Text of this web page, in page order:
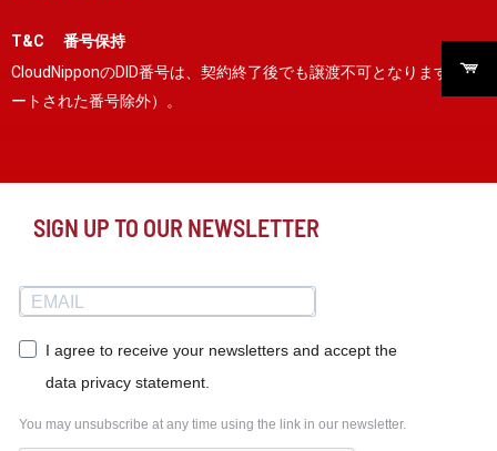
T&C 番号保持
CloudNipponのDID番号は、契約終了後でも譲渡不可となります（ポ
ートされた番号除外）。
SIGN UP TO OUR NEWSLETTER
I agree to receive your newsletters and accept the
data privacy statement.
You may unsubscribe at any time using the link in our newsletter.